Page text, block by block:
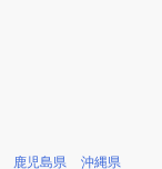
鹿児島県 沖縄県